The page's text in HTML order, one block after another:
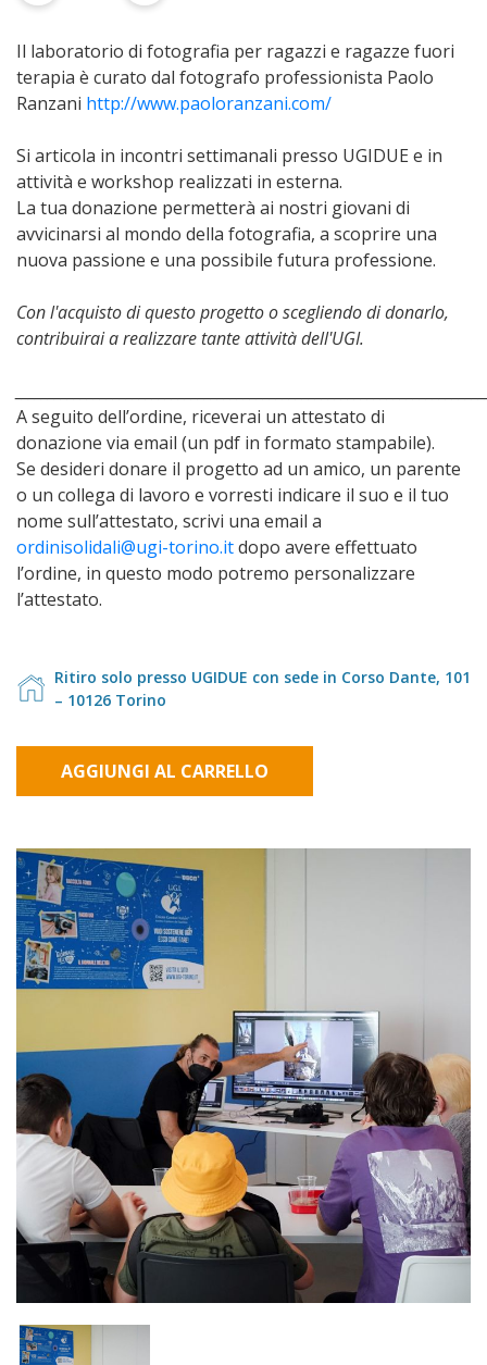
Il laboratorio di fotografia per ragazzi e ragazze fuori
terapia è curato dal fotografo professionista Paolo
Ranzani http://www.paoloranzani.com/
Si articola in incontri settimanali presso UGIDUE e in
attività e workshop realizzati in esterna.
La tua donazione permetterà ai nostri giovani di
avvicinarsi al mondo della fotografia, a scoprire una
nuova passione e una possibile futura professione.
Con l'acquisto di questo progetto o scegliendo di donarlo,
contribuirai a realizzare tante attività dell'UGI.
A seguito dell’ordine, riceverai un attestato di
donazione via email (un pdf in formato stampabile).
Se desideri donare il progetto ad un amico, un parente
o un collega di lavoro e vorresti indicare il suo e il tuo
nome sull’attestato, scrivi una email a
ordinisolidali@ugi-torino.itdopo avere effettuato
l’ordine, in questo modo potremo personalizzare
l’attestato.
Ritiro solo presso UGIDUE con sede in Corso Dante, 101
– 10126 Torino
AGGIUNGI AL CARRELLO